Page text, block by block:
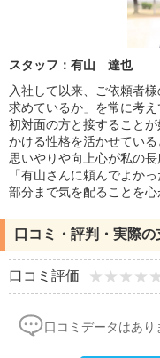
スタッフ：有山 達也
入社して以来、ご依頼者
求めているか」を常に考え
初対面の方と接すること
かける性格を活かせている
思いやりや向上心が私の長
「有山さんに頼んでよか
部分まで気を配ることを心
口コミ・評判・実際
口コミ評価
口コミデータはあり